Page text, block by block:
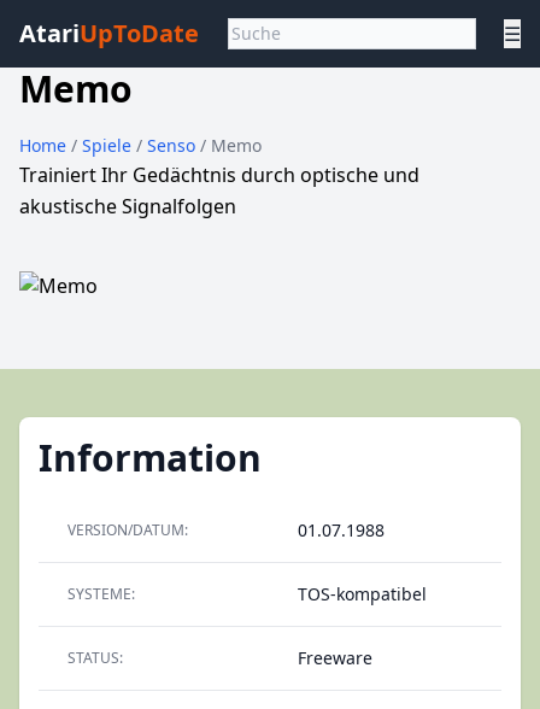
AtariUpToDate ☰
Memo
Home / Spiele / Senso / Memo
Trainiert Ihr Gedächtnis durch optische und
akustische Signalfolgen
Information
VERSION/DATUM: 01.07.1988
SYSTEME: TOS-kompatibel
STATUS: Freeware